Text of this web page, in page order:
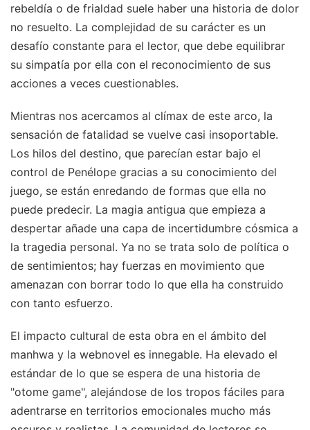
rebeldía o de frialdad suele haber una historia de dolor
no resuelto. La complejidad de su carácter es un
desafío constante para el lector, que debe equilibrar
su simpatía por ella con el reconocimiento de sus
acciones a veces cuestionables.
Mientras nos acercamos al clímax de este arco, la
sensación de fatalidad se vuelve casi insoportable.
Los hilos del destino, que parecían estar bajo el
control de Penélope gracias a su conocimiento del
juego, se están enredando de formas que ella no
puede predecir. La magia antigua que empieza a
despertar añade una capa de incertidumbre cósmica a
la tragedia personal. Ya no se trata solo de política o
de sentimientos; hay fuerzas en movimiento que
amenazan con borrar todo lo que ella ha construido
con tanto esfuerzo.
El impacto cultural de esta obra en el ámbito del
manhwa y la webnovel es innegable. Ha elevado el
estándar de lo que se espera de una historia de
"otome game", alejándose de los tropos fáciles para
adentrarse en territorios emocionales mucho más